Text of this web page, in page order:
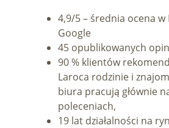
4,9/5 – średnia ocena
Google
45 opublikowanych
90 % klientów
Laroca rodzinie i
biura pracują głównie
poleceniach,
19 lat działalności na